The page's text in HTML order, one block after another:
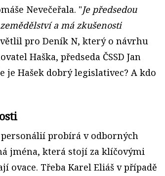
Nevečeřala. "Je předsedou
a má zkušenosti
pro Deník N, který o návrhu
Haška, předseda ČSSD Jan
je Hašek dobrý legislativec? A kdo
probírá v odborných
jména, která stojí za klíčovými
ovace. Třeba Karel Eliáš v případě